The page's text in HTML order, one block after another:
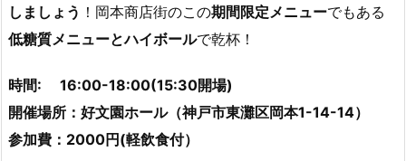
しましょう ！岡本商店街のこの期間限定メニューでもある
低糖質メニューとハイボールで乾杯！
時間: 16:00-18:00(15:30開場)
開催場所：好文園ホール（神戸市東灘区岡本1-14-14）
参加費：2000円(軽飲食付）